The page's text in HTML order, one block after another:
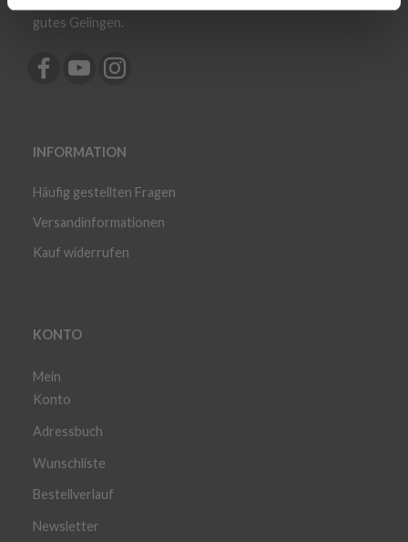
gutes Gelingen.
INFORMATION
Häufig gestellten Fragen
Versandinformationen
Kauf widerrufen
KONTO
Mein
Konto
Adressbuch
Wunschliste
Bestellverlauf
Newsletter